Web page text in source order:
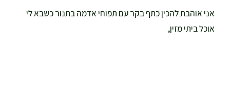
אני אוהבת להכין כתף בקר עם תפוחי אדמה בתנור כשבא לי
אוכל ביתי מזין,